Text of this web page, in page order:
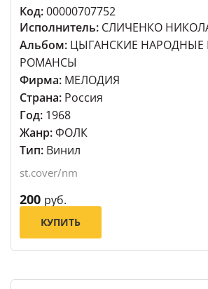
Код:00000707752
Исполнитель: СЛИЧЕНКО
Альбом: ЦЫГАНСКИЕ НАРОДНЫЕ
РОМАНСЫ
Фирма: МЕЛОДИЯ
Страна: Россия
Год: 1968
Жанр:ФОЛК
Тип: Винил
st.cover/nm
200 руб.
КУПИТЬ